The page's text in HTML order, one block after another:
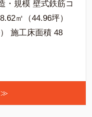
・規模 壁式鉄筋コ
㎡（44.96坪）
施工床面積 48
≫